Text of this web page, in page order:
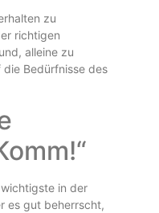
zu
richtigen
alleine zu
die Bedürfnisse des
wichtigste in der
es gut beherrscht,